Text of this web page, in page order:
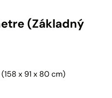
(Základný
x 91 x 80 cm)